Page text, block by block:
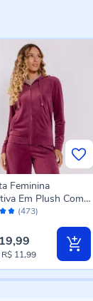
(473)
Feminina
Em Plush Com
Rosa
R$ 11,99